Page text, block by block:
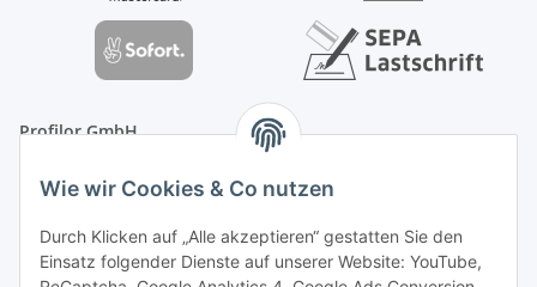
Profilor GmbH
OdF.Platz 2
16775 Löwenberger Land
Telefon: +49 (0) 33094-719-8719
E-Mail: info (ät) treppe99 (Punkt) de
Wie wir Cookies & Co nutzen
Durch Klicken auf „Alle akzeptieren“ gestatten Sie den
Einsatz folgender Dienste auf unserer Website: YouTube,